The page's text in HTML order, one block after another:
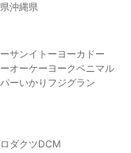
沖縄県
サンイトーヨーカドー
オーケー ヨークベニマル
ーいかり フジグラン
ダクツDCM